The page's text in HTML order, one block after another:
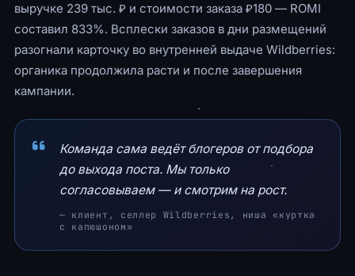
выручке 239 тыс. ₽ и стоимости заказа ₽180 — ROMI
составил 833%. Всплески заказов в дни размещений
разогнали карточку во внутренней выдаче Wildberries:
органика продолжила расти и после завершения
кампании.
Команда сама ведёт блогеров от подбора
до выхода поста. Мы только
согласовываем — и смотрим на рост.
— клиент, селлер Wildberries, ниша «куртка
с капюшоном»